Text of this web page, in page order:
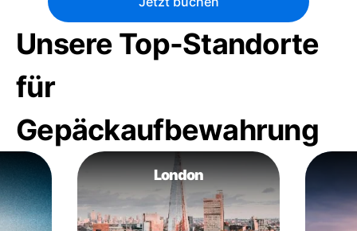
Unsere Top-Standorte
für
Gepäckaufbewahrung
London